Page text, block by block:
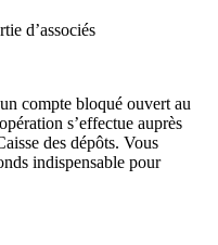
d’associés
compte bloqué ouvert au
s’effectue auprès
des dépôts. Vous
indispensable pour